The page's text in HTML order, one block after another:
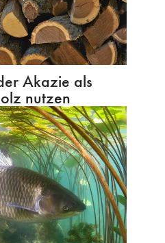
Akazie als
nutzen